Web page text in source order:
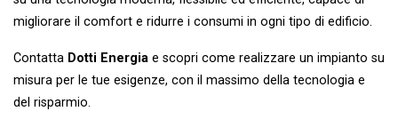
migliorare il comfort e ridurre i consumi in ogni tipo di edificio.
Contatta Dotti Energia e scopri come realizzare un impianto su
misura per le tue esigenze, con il massimo della tecnologia e
del risparmio.